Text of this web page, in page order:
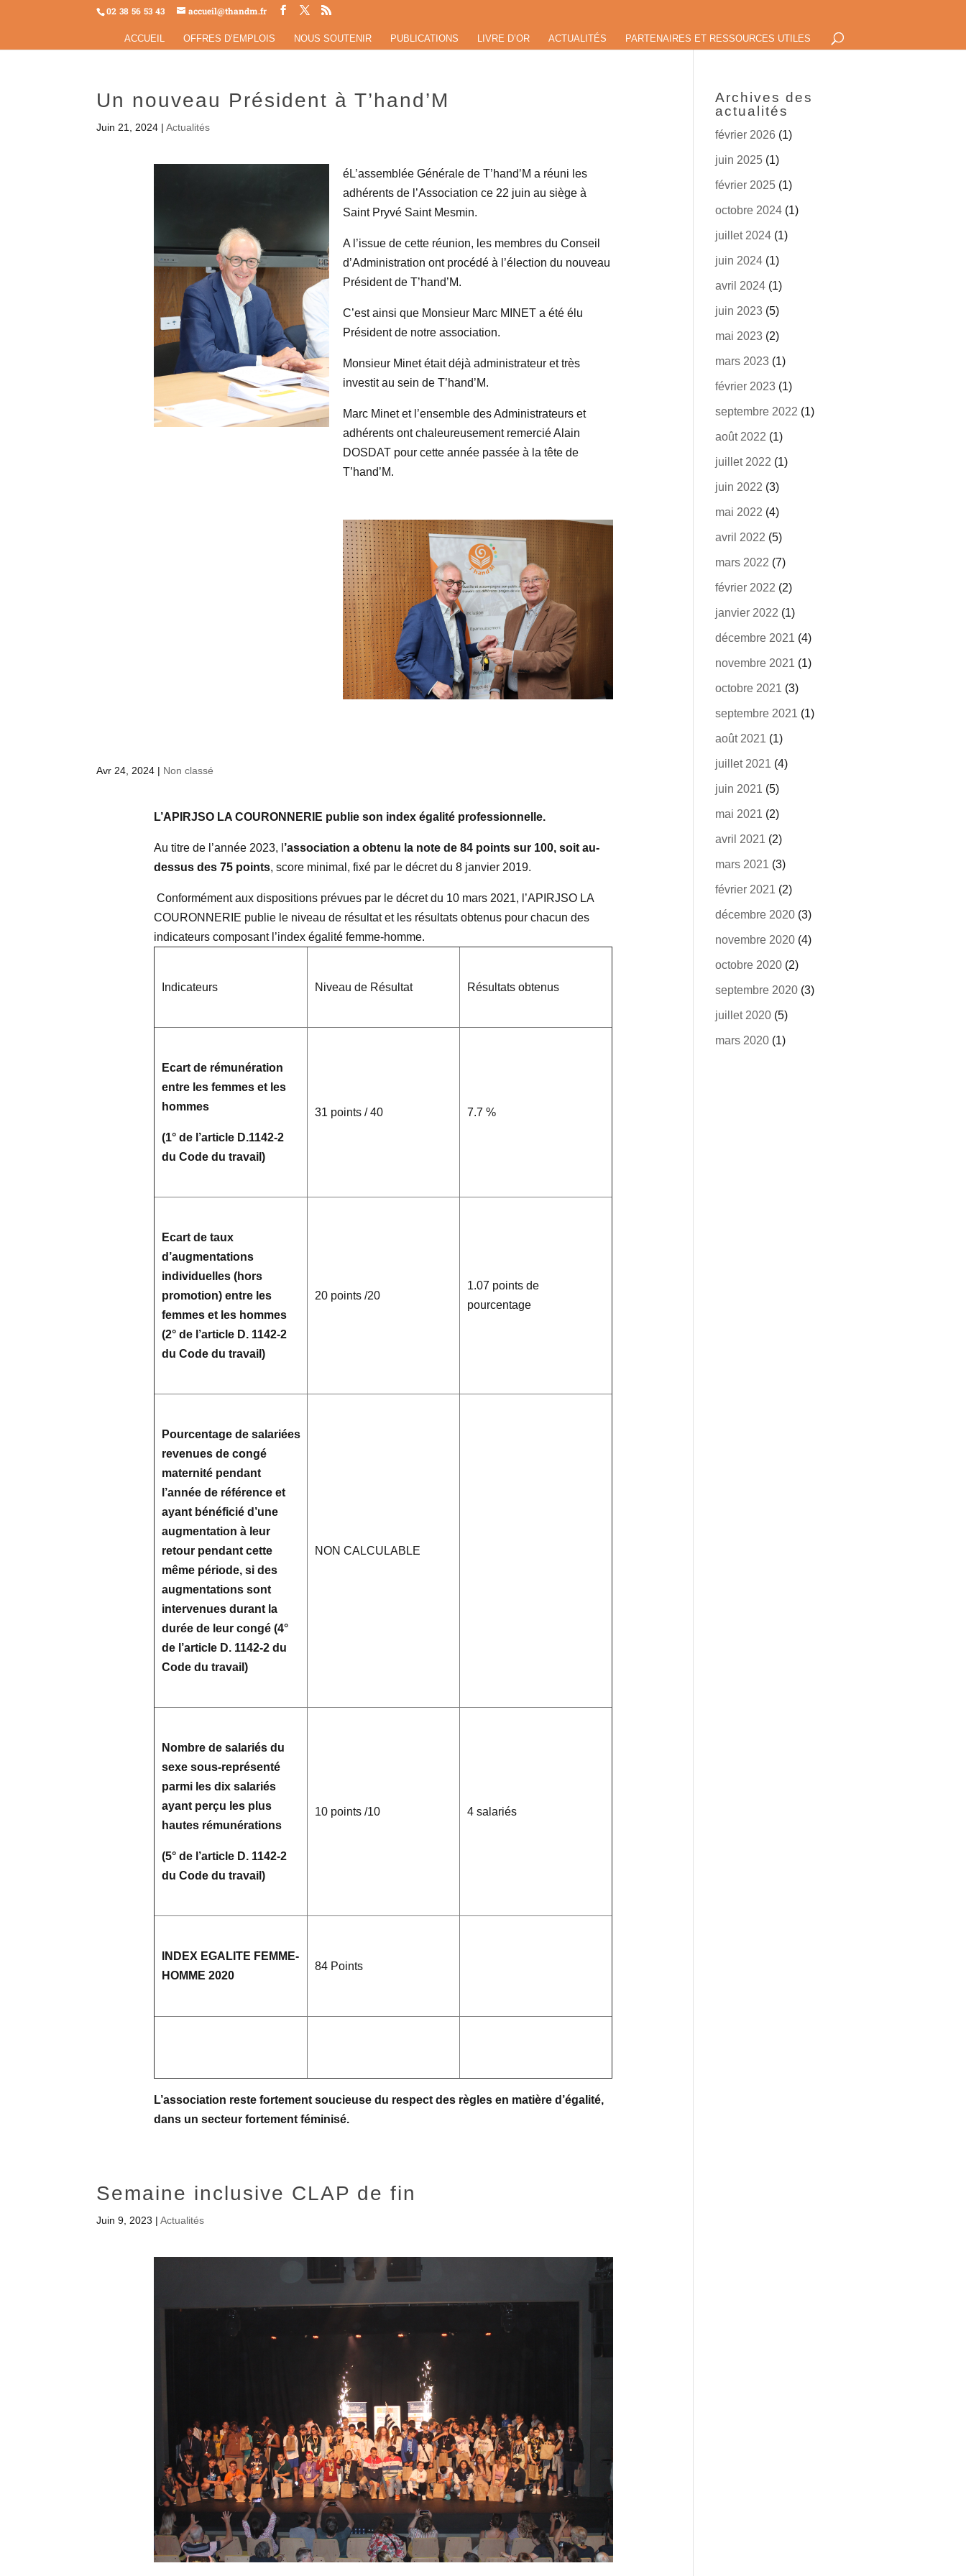
02 38 56 53 43 accueil@thandm.fr
ACCUEIL OFFRES D’EMPLOIS NOUS SOUTENIR PUBLICATIONS LIVRE D’OR ACTUALITÉS PARTENAIRES ET RESSOURCES UTILES
Un nouveau Président à T’hand’M
Juin 21, 2024 |Actualités
éL’assemblée Générale de T’hand’M a réuni les
adhérents de l’Association ce 22 juin au siège à
Saint Pryvé Saint Mesmin.
A l’issue de cette réunion, les membres du Conseil
d’Administration ont procédé à l’élection du nouveau
Président de T’hand’M.
C’est ainsi que Monsieur Marc MINET a été élu
Président de notre association.
Monsieur Minet était déjà administrateur et très
investit au sein de T’hand’M.
Marc Minet et l’ensemble des Administrateurs et
adhérents ont chaleureusement remercié Alain
DOSDAT pour cette année passée à la tête de
T’hand’M.
Avr 24, 2024 | Non classé
L’APIRJSO LA COURONNERIE publie son index égalité professionnelle.
Au titre de l’année 2023, l ’association a obtenu la note de 84 points sur 100, soit au-
dessus des 75 points, score minimal, fixé par le décret du 8 janvier 2019.
Conformément aux dispositions prévues par le décret du 10 mars 2021, l’APIRJSO LA
COURONNERIE publie le niveau de résultat et les résultats obtenus pour chacun des
indicateurs composant l’index égalité femme-homme.
Indicateurs Niveau de Résultat Résultats obtenus
Ecart de rémunération
entre les femmes et les
hommes
(1° de l’article D.1142-2
du Code du travail)
31 points / 40 7.7 %
Ecart de taux
d’augmentations
individuelles (hors
promotion) entre les
femmes et les hommes
(2° de l’article D. 1142-2
du Code du travail)
20 points /20
1.07 points de
pourcentage
Pourcentage de salariées
revenues de congé
maternité pendant
l’année de référence et
ayant bénéficié d’une
augmentation à leur
retour pendant cette
même période, si des
augmentations sont
intervenues durant la
durée de leur congé (4°
de l’article D. 1142-2 du
Code du travail)
NON CALCULABLE
Nombre de salariés du
sexe sous-représenté
parmi les dix salariés
ayant perçu les plus
hautes rémunérations
(5° de l’article D. 1142-2
du Code du travail)
10 points /10 4 salariés
INDEX EGALITE FEMME-
HOMME 2020
84 Points
L’association reste fortement soucieuse du respect des règles en matière d’égalité,
dans un secteur fortement féminisé.
Semaine inclusive CLAP de fin
Juin 9, 2023 |Actualités
Archives des
actualités
février 2026 (1)
juin 2025(1)
février 2025(1)
octobre 2024(1)
juillet 2024(1)
juin 2024(1)
avril 2024(1)
juin 2023(5)
mai 2023(2)
mars 2023(1)
février 2023(1)
septembre 2022 (1)
août 2022 (1)
juillet 2022 (1)
juin 2022 (3)
mai 2022 (4)
avril 2022 (5)
mars 2022 (7)
février 2022 (2)
janvier 2022 (1)
décembre 2021 (4)
novembre 2021 (1)
octobre 2021 (3)
septembre 2021 (1)
août 2021 (1)
juillet 2021 (4)
juin 2021 (5)
mai 2021 (2)
avril 2021 (2)
mars 2021 (3)
février 2021 (2)
décembre 2020(3)
novembre 2020(4)
octobre 2020(2)
septembre 2020(3)
juillet 2020(5)
mars 2020(1)